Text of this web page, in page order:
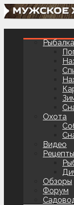
Рыбалка
Охота
Видео
Рецепты
Обзоры
Форум